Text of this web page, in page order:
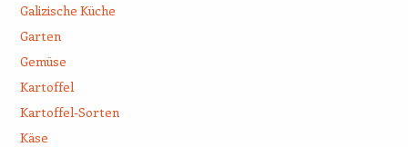
Galizische Küche
Garten
Gemüse
Kartoffel
Kartoffel-Sorten
Käse